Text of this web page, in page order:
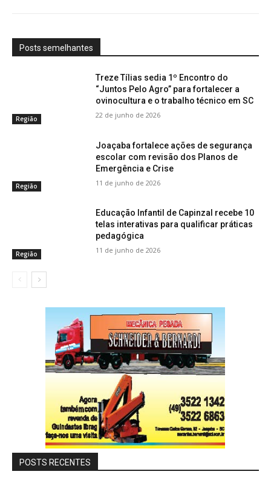
Posts semelhantes
Região
Treze Tílias sedia 1º Encontro do
“Juntos Pelo Agro” para fortalecer a
ovinocultura e o trabalho técnico em SC
22 de junho de 2026
Região
Joaçaba fortalece ações de segurança
escolar com revisão dos Planos de
Emergência e Crise
11 de junho de 2026
Região
Educação Infantil de Capinzal recebe 10
telas interativas para qualificar práticas
pedagógica
11 de junho de 2026
POSTS RECENTES